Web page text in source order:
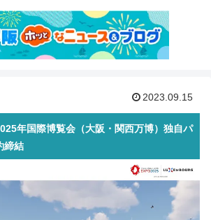
2023.09.15
年国際博覧会（大阪・関西万博）独自パ
締結